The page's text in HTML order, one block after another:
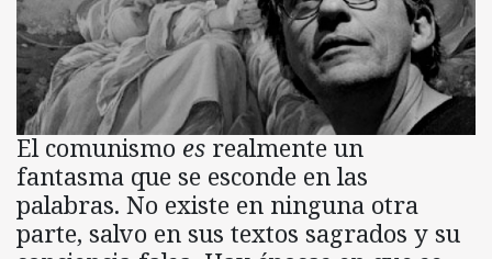
El comunismo es realmente un
fantasma que se esconde en las
palabras. No existe en ninguna otra
parte, salvo en sus textos sagrados y su